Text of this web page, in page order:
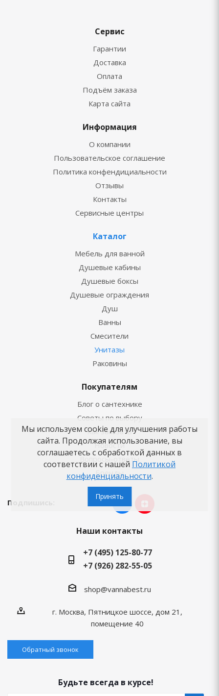
Сервис
Гарантии
Доставка
Оплата
Подъём заказа
Карта сайта
Информация
О компании
Пользовательское соглашение
Политика конфендициальности
Отзывы
Контакты
Сервисные центры
Каталог
Мебель для ванной
Душевые кабины
Душевые боксы
Душевые ограждения
Душ
Ванны
Смесители
Унитазы
Раковины
Покупателям
Блог о сантехнике
Советы по выбору
Как заказать
Новости
Вопросы-ответы
Бренды
Подпишись:
Наши контакты
+7 (495) 125-80-77
+7 (926) 282-55-05
shop@vannabest.ru
г. Москва, Пятницкое шоссе, дом 21,
помещение 40
Обратный звонок
Будьте всегда в курсе!
Мы используем cookie для улучшения работы
сайта. Продолжая использование, вы
соглашаетесь с обработкой данных в
соответствии с нашей Политикой
конфиденциальности.
Принять